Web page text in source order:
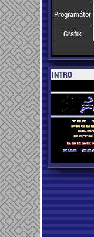
Programátor
Grafik
INTRO